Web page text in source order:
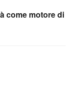
come motore di